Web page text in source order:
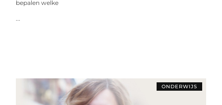
bepalen welke
...
ONDERWIJS